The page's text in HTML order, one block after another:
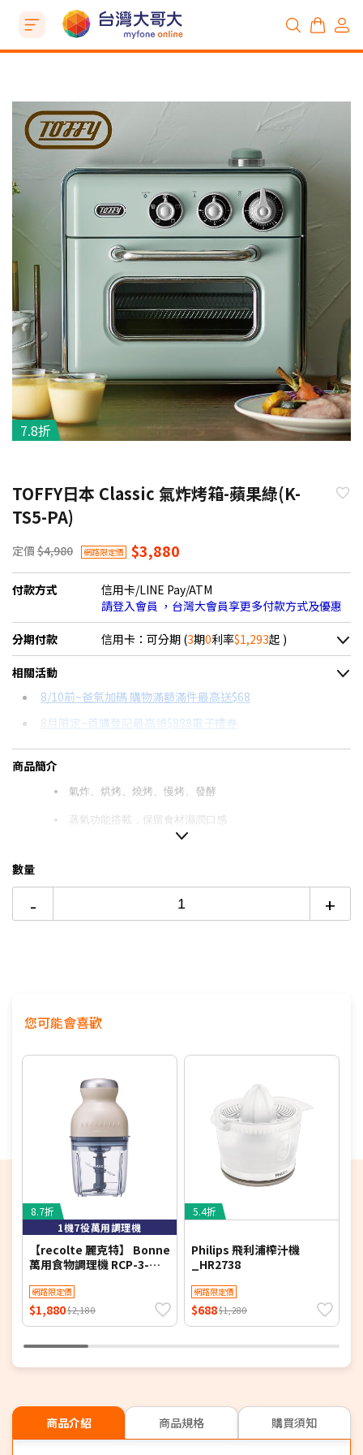
7.8折
TOFFY日本 Classic 氣炸烤箱-蘋果綠(K-
TS5-PA)
定價 $4,980 網路限定價 $3,880
付款方式
信用卡/LINE Pay/ATM
請登入會員 ，台灣大會員享更多付款方式及優惠
分期付款 信用卡：可分期 (3期0利率$1,293起 )
＊實際可分期數、適用利率，請以購物車顯示為主
信用卡分期
分期數
3期 0利率
12期
24期
每期金額
$345
$177
相關活動
8/10前~爸氣加碼 購物滿額滿件最高送$68
8月限定~首購登記最高領$888電子禮券
商品簡介
氣炸、烘烤、燒烤、慢烤、發酵
蒸氣功能搭載，保留食材濕潤口感
數量
- +
您可能會喜歡
8.7折
1機7役萬用調理機
【recolte 麗克特】 Bonne
萬用食物調理機 RCP-3-W
網路限定價
$1,880$2,180
5.4折
Philips 飛利浦榨汁機
_HR2738
網路限定價
$688$1,280
商品介紹 商品規格 購買須知